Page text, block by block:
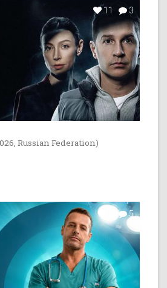
11 3
Russian Federation)
7 5